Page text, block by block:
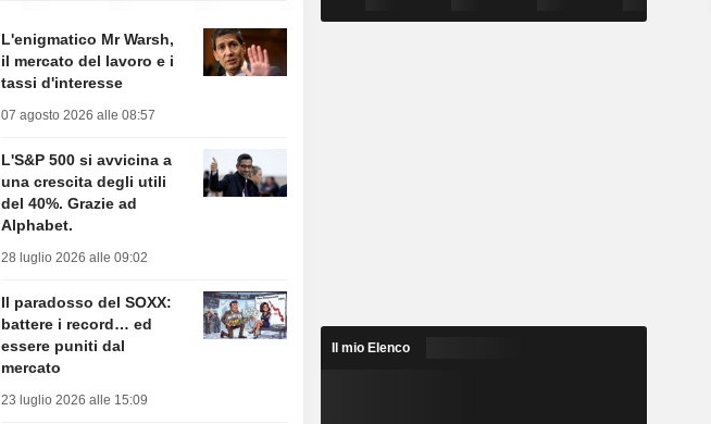
L'enigmatico Mr Warsh,
il mercato del lavoro e i
tassi d'interesse
07 agosto 2026 alle 08:57
L'S&P 500 si avvicina a
una crescita degli utili
del 40%. Grazie ad
Alphabet.
28 luglio 2026 alle 09:02
Il paradosso del SOXX:
battere i record… ed
essere puniti dal
mercato
23 luglio 2026 alle 15:09
Il mio Elenco